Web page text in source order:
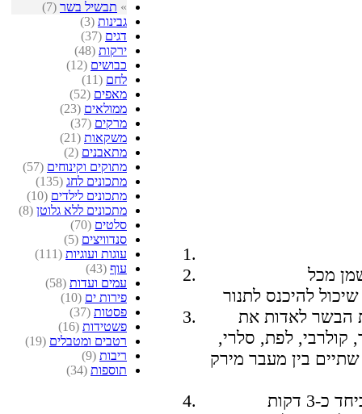
» תבשיל בשר (7)
גבינות (3)
דגים (37)
ירקות (48)
כבושים (12)
לחם (11)
מאפים (52)
ממולאים (23)
מרקים (37)
משקאות (21)
מתאבנים (2)
מתוקים וקינוחים (57)
מתכונים לחג (135)
מתכונים לילדים (10)
מתכונים ללא גלוטן (8)
סלטים (70)
סנדוויצים (5)
עוגות ועוגיות (111)
עוף (43)
עמים ועדות (58)
פירות ים (10)
פסטות (37)
פשטידות (16)
רטבים ומטבלים (19)
ריבות (9)
תוספות (34)
מכל
הבשר לאדות את
קולרבי, לפת, סלרי,
בין מעבר מירק